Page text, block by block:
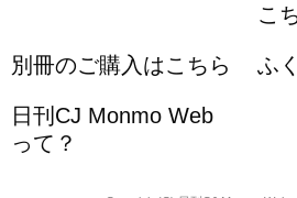
こ
別冊のご購入はこちら ふ
日刊CJ Monmo Web
って？